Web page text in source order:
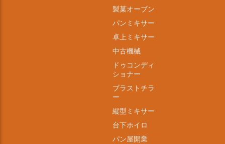
製菓オーブン
パンミキサー
卓上ミキサー
中古機械
ドゥコンディ
ショナー
ブラストチラ
ー
縦型ミキサー
台下ホイロ
パン屋開業